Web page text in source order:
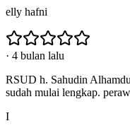
elly hafni
· 4 bulan lalu
RSUD h. Sahudin
sudah mulai lengkap.
I